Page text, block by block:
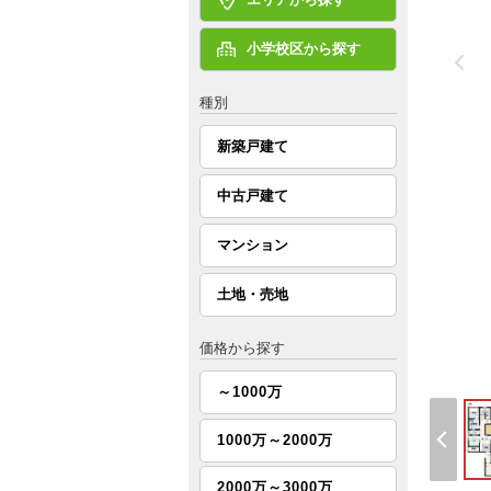
小学校区から探す
種別
新築戸建て
中古戸建て
マンション
土地・売地
価格から探す
～1000万
1000万～2000万
2000万～3000万